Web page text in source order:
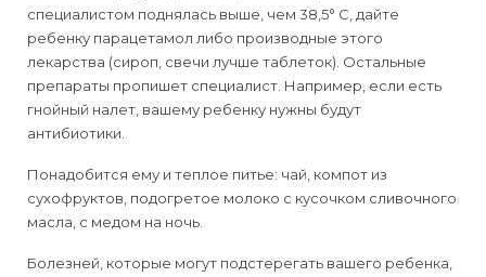
специалистом поднялась выше, чем 38,5° С, дайте
ребенку парацетамол либо производные этого
лекарства (сироп, свечи лучше таблеток). Остальные
препараты пропишет специалист. Например, если есть
гнойный налет, вашему ребенку нужны будут
антибиотики.
Понадобится ему и теплое питье: чай, компот из
сухофруктов, подогретое молоко с кусочком сливочного
масла, с медом на ночь.
Болезней, которые могут подстерегать вашего ребенка,